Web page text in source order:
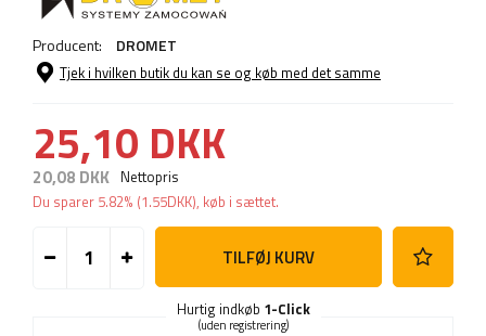
Producent: DROMET
Tjek i hvilken butik du kan se og køb med det samme
25,10 DKK
20,08 DKK Nettopris
Du sparer 5.82% (1.55DKK), køb i sættet.
TILFØJ KURV
Hurtig indkøb 1-Click
(uden registrering)